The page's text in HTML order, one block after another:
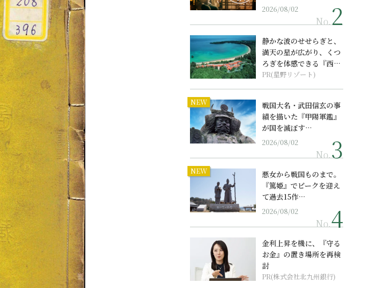
2026/08/02
No.
静かな波のせせらぎと、
満天の星が広がり、くつ
ろぎを体感できる『西表
島ホテル by...
PR(星野リゾート)
NEW
戦国大名・武田信玄の事
績を描いた『甲陽軍鑑』
が国を滅ぼす…
2026/08/02
No.
NEW
悪女から戦国ものまで。
『篤姫』でピークを迎え
て過去15作…
2026/08/02
No.
金利上昇を機に、『守る
お金』の置き場所を再検
討
PR(株式会社北九州銀行)